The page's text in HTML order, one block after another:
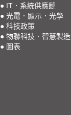
● IT．系統供應鏈
● 光電．顯示．光學
● 科技政策
● 物聯科技．智慧製造
● 圖表